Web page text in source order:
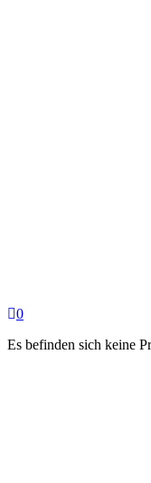
0
Es befinden sich keine